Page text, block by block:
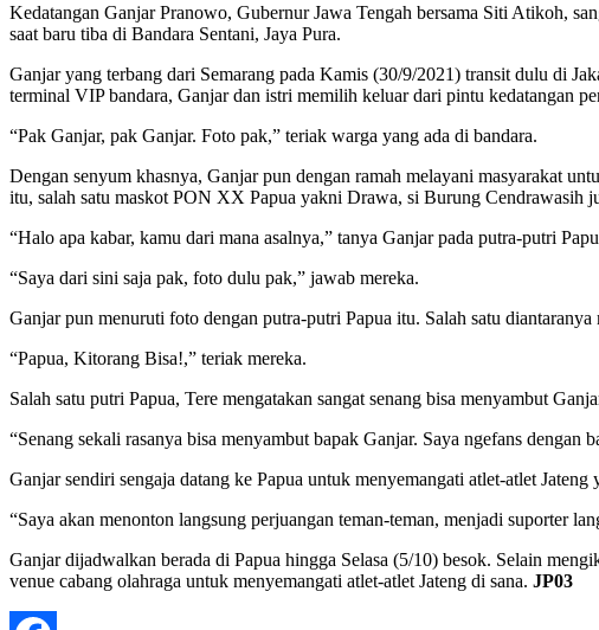
Kedatangan Ganjar Pranowo, Gubernur Jawa Tengah bersama Siti Atikoh,
saat baru tiba di Bandara Sentani, Jaya Pura.
Ganjar yang terbang dari Semarang pada Kamis (30/9/2021) transit dulu di
terminal VIP bandara, Ganjar dan istri memilih keluar dari pintu kedatangan
“Pak Ganjar, pak Ganjar. Foto pak,” teriak warga yang ada di bandara.
Dengan senyum khasnya, Ganjar pun dengan ramah melayani masyarakat
itu, salah satu maskot PON XX Papua yakni Drawa, si Burung Cendrawasih
“Halo apa kabar, kamu dari mana asalnya,” tanya Ganjar pada putra-putri
“Saya dari sini saja pak, foto dulu pak,” jawab mereka.
Ganjar pun menuruti foto dengan putra-putri Papua itu. Salah satu
“Papua, Kitorang Bisa!,” teriak mereka.
Salah satu putri Papua, Tere mengatakan sangat senang bisa menyambut
“Senang sekali rasanya bisa menyambut bapak Ganjar. Saya ngefans dengan
Ganjar sendiri sengaja datang ke Papua untuk menyemangati atlet-atlet
“Saya akan menonton langsung perjuangan teman-teman, menjadi suporter
Ganjar dijadwalkan berada di Papua hingga Selasa (5/10) besok. Selain
venue cabang olahraga untuk menyemangati atlet-atlet Jateng di sana. JP03